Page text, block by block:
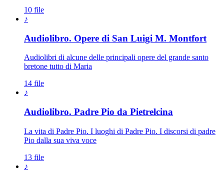
10 file
♪
Audiolibro. Opere di San Luigi M. Montfort
Audiolibri di alcune delle principali opere del grande santo
bretone tutto di Maria
14 file
♪
Audiolibro. Padre Pio da Pietrelcina
La vita di Padre Pio. I luoghi di Padre Pio. I discorsi di padre
Pio dalla sua viva voce
13 file
♪